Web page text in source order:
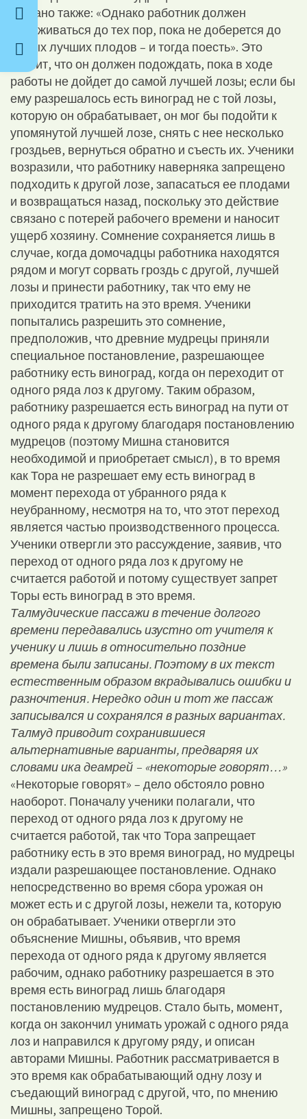
сказано также: «Однако работник должен
сдерживаться до тех пор, пока не доберется до
самых лучших плодов – и тогда поесть». Это
значит, что он должен подождать, пока в ходе
работы не дойдет до самой лучшей лозы; если бы
ему разрешалось есть виноград не с той лозы,
которую он обрабатывает, он мог бы подойти к
упомянутой лучшей лозе, снять с нее несколько
гроздьев, вернуться обратно и съесть их. Ученики
возразили, что работнику наверняка запрещено
подходить к другой лозе, запасаться ее плодами
и возвращаться назад, поскольку это действие
связано с потерей рабочего времени и наносит
ущерб хозяину. Сомнение сохраняется лишь в
случае, когда домочадцы работника находятся
рядом и могут сорвать гроздь с другой, лучшей
лозы и принести работнику, так что ему не
приходится тратить на это время. Ученики
попытались разрешить это сомнение,
предположив, что древние мудрецы приняли
специальное постановление, разрешающее
работнику есть виноград, когда он переходит от
одного ряда лоз к другому. Таким образом,
работнику разрешается есть виноград на пути от
одного ряда к другому благодаря постановлению
мудрецов (поэтому Мишна становится
необходимой и приобретает смысл), в то время
как Тора не разрешает ему есть виноград в
момент перехода от убранного ряда к
неубранному, несмотря на то, что этот переход
является частью производственного процесса.
Ученики отвергли это рассуждение, заявив, что
переход от одного ряда лоз к другому не
считается работой и потому существует запрет
Торы есть виноград в это время.
Талмудические пассажи в течение долгого
времени передавались изустно от учителя к
ученику и лишь в относительно поздние
времена были записаны. Поэтому в их текст
естественным образом вкрадывались ошибки и
разночтения. Нередко один и тот же пассаж
записывался и сохранялся в разных вариантах.
Талмуд приводит сохранившиеся
альтернативные варианты, предваряя их
словами ика деамрей – «некоторые говорят…»
«Некоторые говорят» – дело обстояло ровно
наоборот. Поначалу ученики полагали, что
переход от одного ряда лоз к другому не
считается работой, так что Тора запрещает
работнику есть в это время виноград, но мудрецы
издали разрешающее постановление. Однако
непосредственно во время сбора урожая он
может есть и с другой лозы, нежели та, которую
он обрабатывает. Ученики отвергли это
объяснение Мишны, объявив, что время
перехода от одного ряда к другому является
рабочим, однако работнику разрешается в это
время есть виноград лишь благодаря
постановлению мудрецов. Стало быть, момент,
когда он закончил унимать урожай с одного ряда
лоз и направился к другому ряду, и описан
авторами Мишны. Работник рассматривается в
это время как обрабатывающий одну лозу и
съедающий виноград с другой, что, по мнению
Мишны, запрещено Торой.